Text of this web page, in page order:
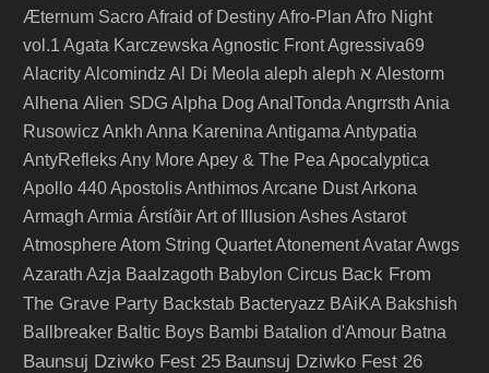
Æternum SacroAfraid of DestinyAfro-Plan Afro Night
vol.1 Agata Karczewska Agnostic FrontAgressiva69
AlacrityAlcomindz Al Di Meola aleph aleph א Alestorm
Alhena Alien SDG Alpha Dog AnalTonda Angrrsth Ania
Rusowicz Ankh Anna Karenina Antigama Antypatia
AntyRefleksAny MoreApey & The Pea Apocalyptica
Apollo 440Apostolis AnthimosArcane DustArkona
Armagh Armia ÁrstíðirArt of Illusion AshesAstarot
AtmosphereAtom String QuartetAtonementAvatarAwgs
Azarath Azja Baalzagoth Babylon Circus Back From
The Grave Party Backstab Bacteryazz BAiKA Bakshish
Ballbreaker Baltic Boys Bambi Batalion d'Amour Batna
Baunsuj Dziwko Fest 25 Baunsuj Dziwko Fest 26